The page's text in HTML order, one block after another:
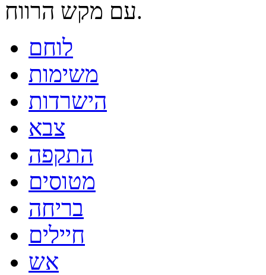
עם מקש הרווח.
לוחם
משימות
הישרדות
צבא
התקפה
מטוסים
בריחה
חיילים
אש